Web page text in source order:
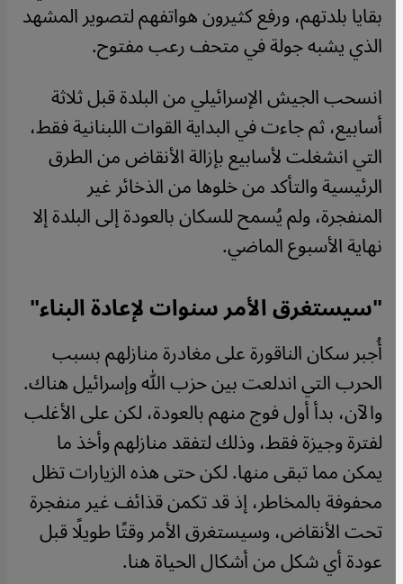
بقايا بلدتهم، ورفع كثيرون هواتفهم لتصوير المشهد
الذي يشبه جولة في متحف رعب مفتوح.
انسحب الجيش الإسرائيلي من البلدة قبل ثلاثة
أسابيع، ثم جاءت في البداية القوات اللبنانية فقط،
التي انشغلت لأسابيع بإزالة الأنقاض من الطرق
الرئيسية والتأكد من خلوها من الذخائر غير
المنفجرة، ولم يُسمح للسكان بالعودة إلى البلدة إلا
نهاية الأسبوع الماضي.
"سيستغرق الأمر سنوات لإعادة البناء"
أُجبر سكان الناقورة على مغادرة منازلهم بسبب
الحرب التي اندلعت بين حزب الله وإسرائيل هناك.
والآن، بدأ أول فوج منهم بالعودة، لكن على الأغلب
لفترة وجيزة فقط، وذلك لتفقد منازلهم وأخذ ما
يمكن مما تبقى منها. لكن حتى هذه الزيارات تظل
محفوفة بالمخاطر، إذ قد تكمن قذائف غير منفجرة
تحت الأنقاض، وسيستغرق الأمر وقتًا طويلًا قبل
عودة أي شكل من أشكال الحياة هنا.